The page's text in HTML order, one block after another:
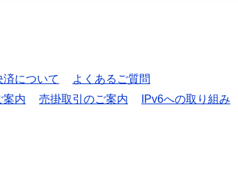
済について
よくあるご質問
案内 売掛取引のご案内
IPv6への取り組み